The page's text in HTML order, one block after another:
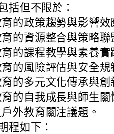
括但不限於：
育的政策趨勢與影響效
育的資源整合與策略聯
育的課程教學與素養實
育的風險評估與安全規
育的多元文化傳承與創
育的自我成長與師生關
外教育關注議題。
程如下：